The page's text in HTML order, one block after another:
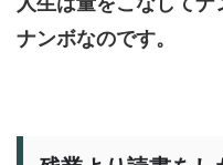
ナンボなのです。